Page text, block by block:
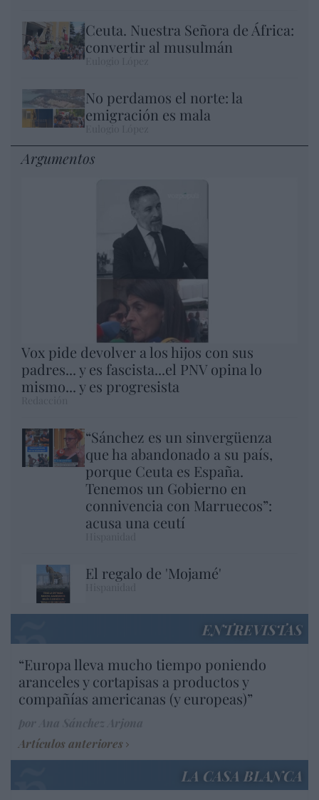
Ceuta. Nuestra Señora de África:
convertir al musulmán
No perdamos el norte: la
emigración es mala
Argumentos
Vox pide devolver a los hijos con sus
padres... y es fascista...el PNV opina lo
mismo... y es progresista
“Sánchez es un sinvergüenza
que ha abandonado a su país,
porque Ceuta es España.
Tenemos un Gobierno en
connivencia con Marruecos”:
acusa una ceutí
El regalo de 'Mojamé'
ENTREVISTAS
“Europa lleva mucho tiempo poniendo
aranceles y cortapisas a productos y
compañías americanas (y europeas)”
Artículos anteriores
LA CASA BLANCA